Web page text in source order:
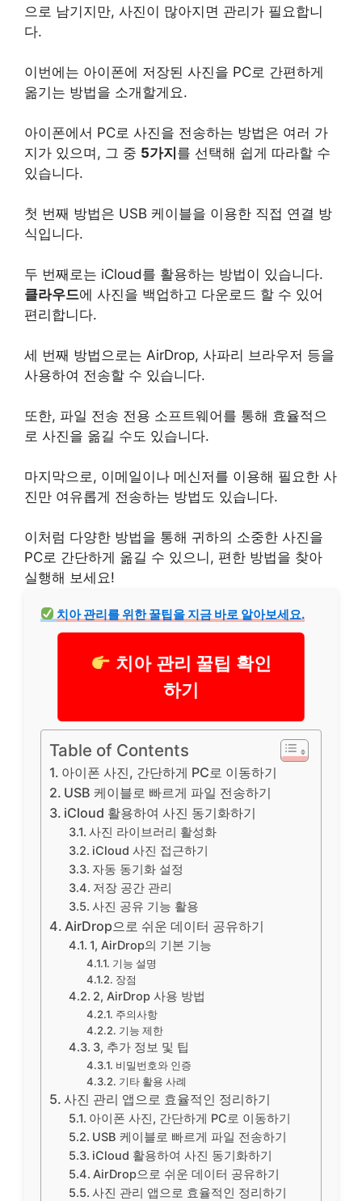
으로 남기지만, 사진이 많아지면 관리가 필요합니
다.
이번에는 아이폰에 저장된 사진을 PC로 간편하게
옮기는 방법을 소개할게요.
아이폰에서 PC로 사진을 전송하는 방법은 여러 가
지가 있으며, 그 중 5가지를 선택해 쉽게 따라할 수
있습니다.
첫 번째 방법은 USB 케이블을 이용한 직접 연결 방
식입니다.
두 번째로는 iCloud를 활용하는 방법이 있습니다.
클라우드에 사진을 백업하고 다운로드 할 수 있어
편리합니다.
세 번째 방법으로는 AirDrop, 사파리 브라우저 등을
사용하여 전송할 수 있습니다.
또한, 파일 전송 전용 소프트웨어를 통해 효율적으
로 사진을 옮길 수도 있습니다.
마지막으로, 이메일이나 메신저를 이용해 필요한 사
진만 여유롭게 전송하는 방법도 있습니다.
이처럼 다양한 방법을 통해 귀하의 소중한 사진을
PC로 간단하게 옮길 수 있으니, 편한 방법을 찾아
실행해 보세요!
치아관리를 위한 꿀팁을 지금 바로 알아보세요.
치아 관리 꿀팁 확인
하기
Table of Contents
아이폰 사진, 간단하게 PC로 이동하기
USB 케이블로 빠르게 파일 전송하기
iCloud 활용하여 사진 동기화하기
사진 라이브러리 활성화
iCloud 사진 접근하기
자동 동기화 설정
저장 공간 관리
사진 공유 기능 활용
AirDrop으로 쉬운 데이터 공유하기
1, AirDrop의 기본 기능
기능 설명
장점
2, AirDrop 사용 방법
주의사항
기능 제한
3, 추가 정보 및 팁
비밀번호와 인증
기타 활용 사례
사진 관리 앱으로 효율적인 정리하기
아이폰 사진, 간단하게 PC로 이동하기
USB 케이블로 빠르게 파일 전송하기
iCloud 활용하여 사진 동기화하기
AirDrop으로 쉬운 데이터 공유하기
사진 관리 앱으로 효율적인 정리하기